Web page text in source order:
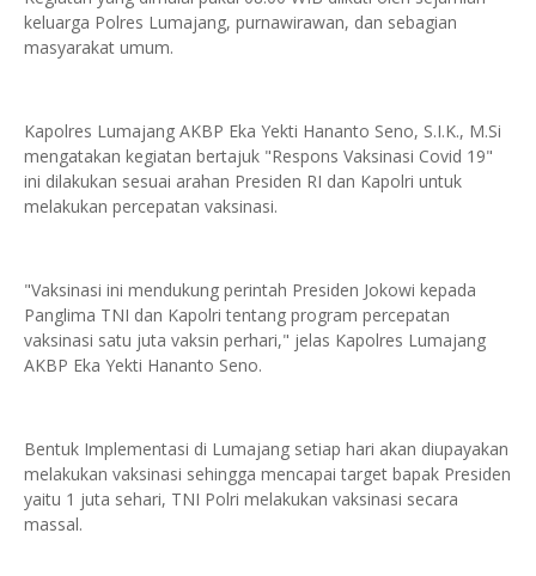
keluarga Polres Lumajang, purnawirawan, dan sebagian
masyarakat umum.
Kapolres Lumajang AKBP Eka Yekti Hananto Seno, S.I.K., M.Si
mengatakan kegiatan bertajuk "Respons Vaksinasi Covid 19"
ini dilakukan sesuai arahan Presiden RI dan Kapolri untuk
melakukan percepatan vaksinasi.
"Vaksinasi ini mendukung perintah Presiden Jokowi kepada
Panglima TNI dan Kapolri tentang program percepatan
vaksinasi satu juta vaksin perhari," jelas Kapolres Lumajang
AKBP Eka Yekti Hananto Seno.
Bentuk Implementasi di Lumajang setiap hari akan diupayakan
melakukan vaksinasi sehingga mencapai target bapak Presiden
yaitu 1 juta sehari, TNI Polri melakukan vaksinasi secara
massal.